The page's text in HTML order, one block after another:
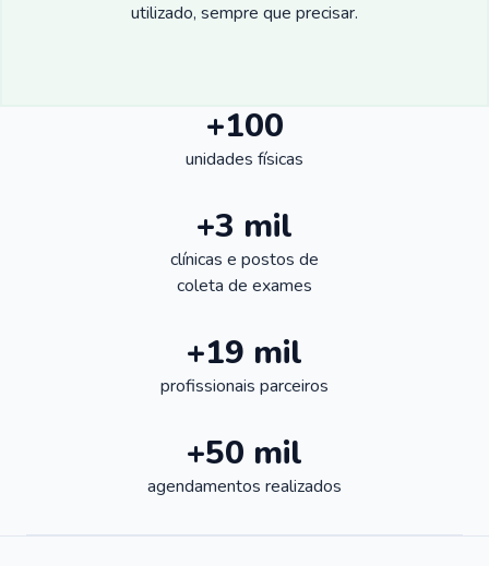
utilizado, sempre que precisar.
+100
unidades físicas
+3 mil
clínicas e postos de
coleta de exames
+19 mil
profissionais parceiros
+50 mil
agendamentos realizados